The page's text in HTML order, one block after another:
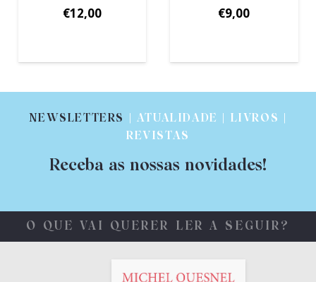
€9,00
alegria no
trabalho
NEWSLETTERS
| ATUALIDADE | LIVROS |
REVISTAS
Receba as nossas novidades!
O QUE VAI QUERER LER A SEGUIR?